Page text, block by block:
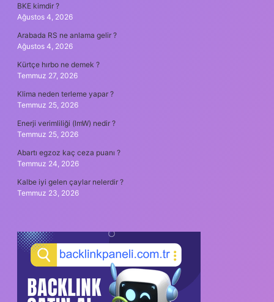
BKE kimdir ?
Ağustos 4, 2026
Arabada RS ne anlama gelir ?
Ağustos 4, 2026
Kürtçe hırbo ne demek ?
Temmuz 27, 2026
Klima neden terleme yapar ?
Temmuz 25, 2026
Enerji verimliliği (lmW) nedir ?
Temmuz 25, 2026
Abartı egzoz kaç ceza puanı ?
Temmuz 24, 2026
Kalbe iyi gelen çaylar nelerdir ?
Temmuz 23, 2026